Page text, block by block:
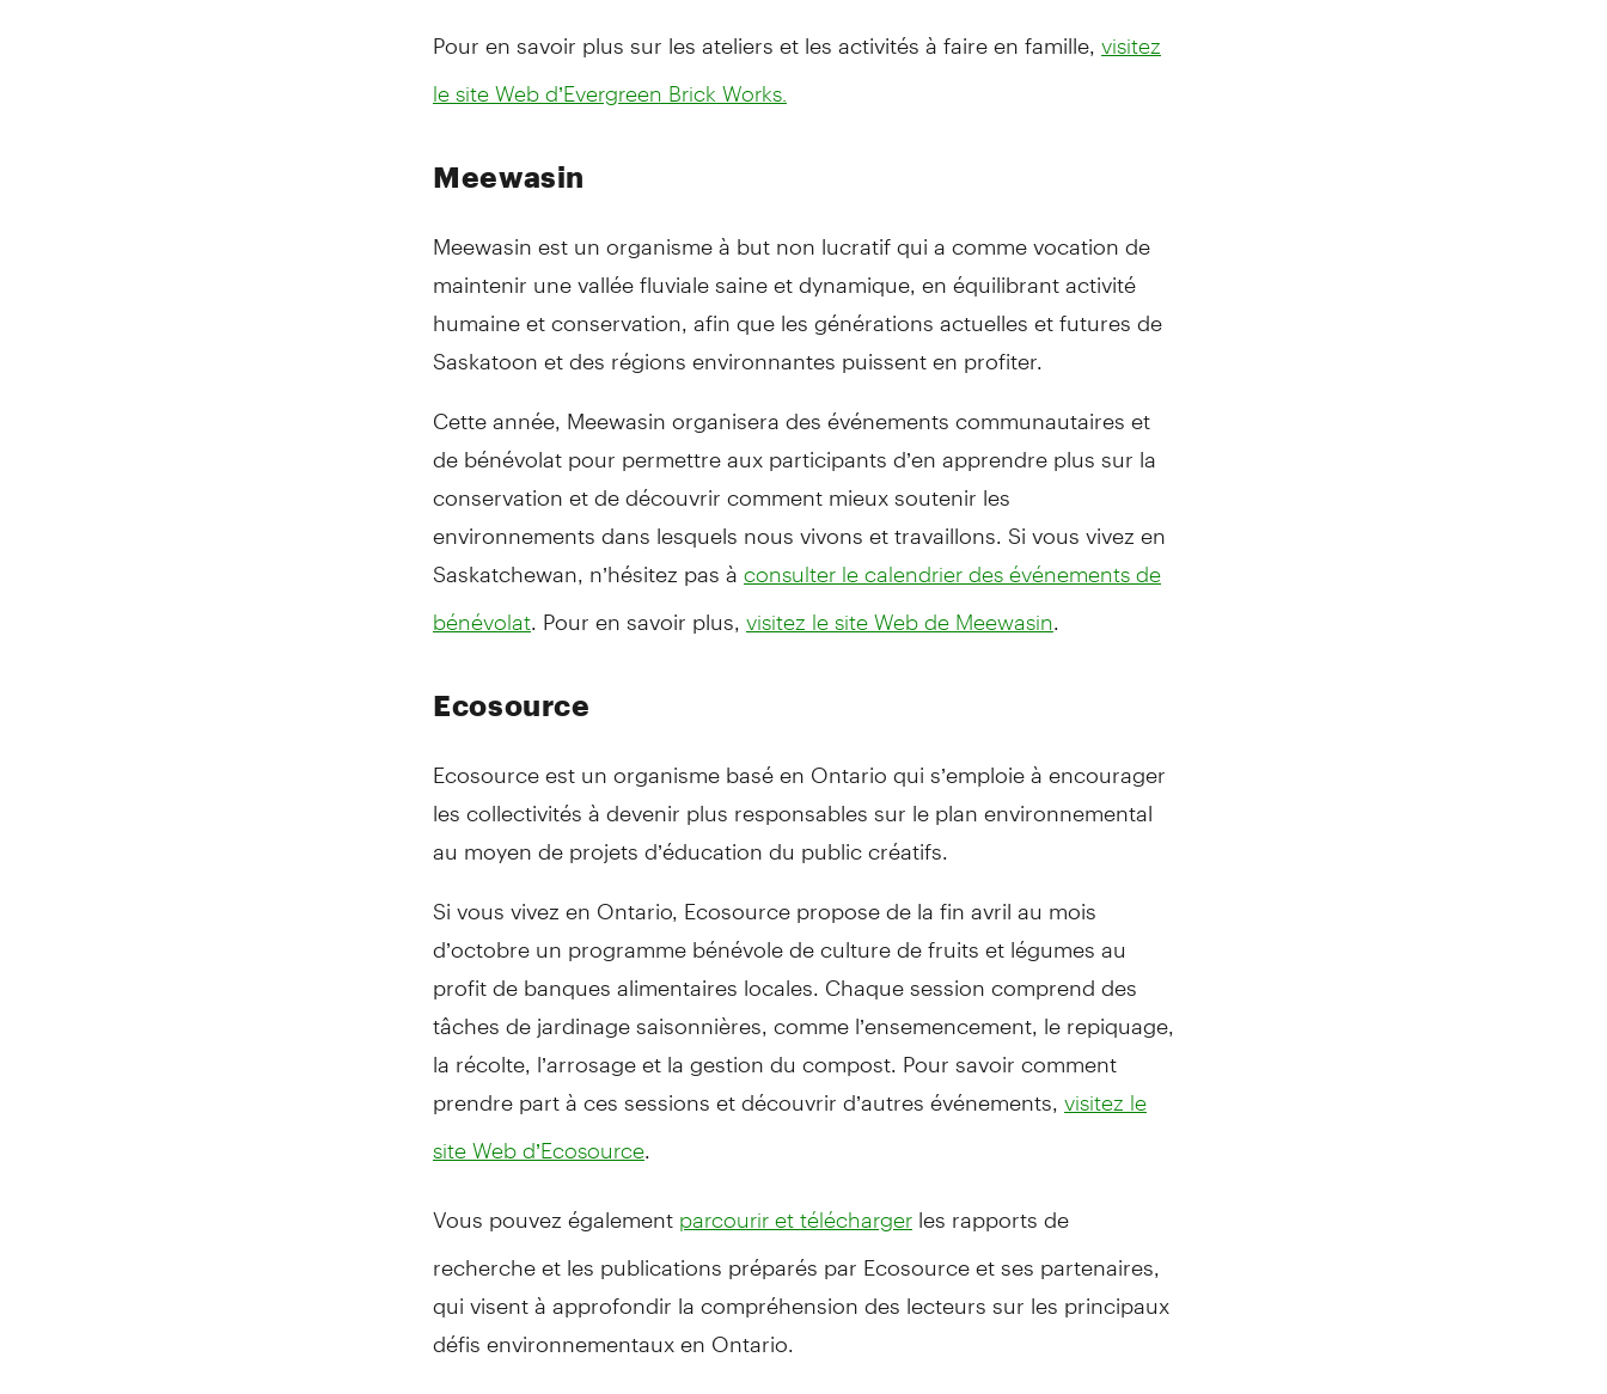
Pour en savoir plus sur les ateliers et les activités à faire en famille, visitez
le site Web d’Evergreen Brick Works.
Meewasin
Meewasin est un organisme à but non lucratif qui a comme vocation de
maintenir une vallée fluviale saine et dynamique, en équilibrant activité
humaine et conservation, afin que les générations actuelles et futures de
Saskatoon et des régions environnantes puissent en profiter.
Cette année, Meewasin organisera des événements communautaires et
de bénévolat pour permettre aux participants d’en apprendre plus sur la
conservation et de découvrir comment mieux soutenir les
environnements dans lesquels nous vivons et travaillons. Si vous vivez en
Saskatchewan, n’hésitez pas à consulter le calendrier des événements de
bénévolat . Pour en savoir plus, visitez le site Web de Meewasin
Ecosource
Ecosource est un organisme basé en Ontario qui s’emploie à encourager
les collectivités à devenir plus responsables sur le plan environnemental
au moyen de projets d’éducation du public créatifs.
Si vous vivez en Ontario, Ecosource propose de la fin avril au mois
d’octobre un programme bénévole de culture de fruits et légumes au
profit de banques alimentaires locales. Chaque session comprend des
tâches de jardinage saisonnières, comme l’ensemencement, le repiquage,
la récolte, l’arrosage et la gestion du compost. Pour savoir comment
prendre part à ces sessions et découvrir d’autres événements, visitez le
site Web d’Ecosource
Vous pouvez également parcourir et télécharger les rapports de
recherche et les publications préparés par Ecosource et ses partenaires,
qui visent à approfondir la compréhension des lecteurs sur les principaux
défis environnementaux en Ontario.